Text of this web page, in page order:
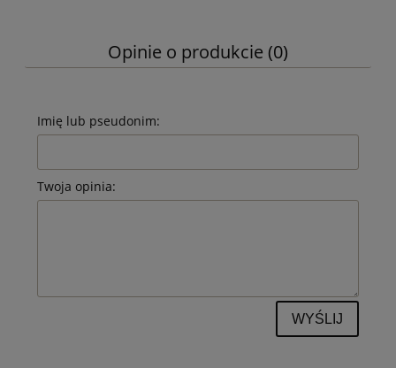
Opinie o produkcie (0)
Imię lub pseudonim:
Twoja opinia:
WYŚLIJ